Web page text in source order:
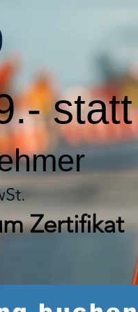
Zertifikat